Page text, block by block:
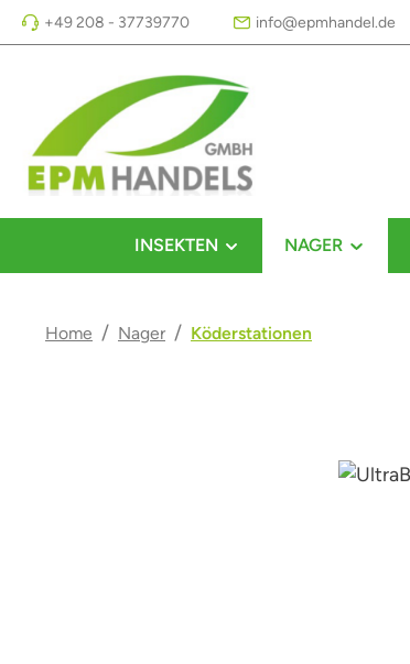
Hauptinhalt springen
Zur Suche springen
Zur Hauptnavigation springen
+49 208 - 37739770 info@epmhandel.de
INSEKTEN NAGER
Home / Nager / Köderstationen